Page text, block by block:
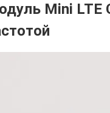
Mini LTE